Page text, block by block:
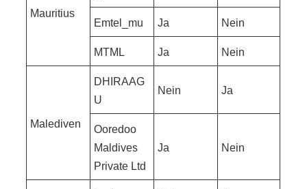
Mauritius
Emtel_mu Ja Nein
MTML Ja Nein
Malediven
DHIRAAG
U
Nein Ja
Ooredoo
Maldives
Private Ltd
Ja Nein